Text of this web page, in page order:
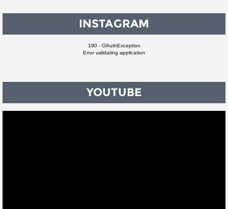
INSTAGRAM
190 - OAuthException
Error validating application
YOUTUBE